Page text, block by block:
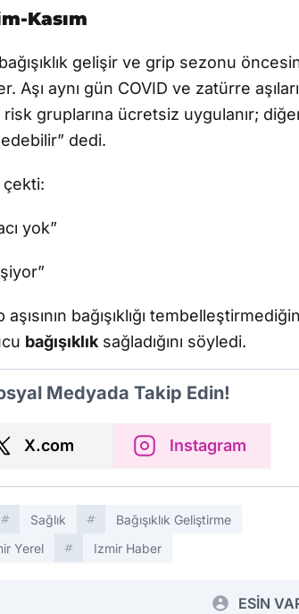
Kasım
gelişir ve grip sezonu
Aşı aynı gün COVID ve zatürre
gruplarına ücretsiz uygulanır;
dedi.
çekti:
yok”
bağışıklığı
bağışıklık sağladığını söyledi.
Medyada Takip Edin!
X.com Instagram
Sağlık
Bağışıklık Geliştirme
Yerel Izmir Haber
ESİN